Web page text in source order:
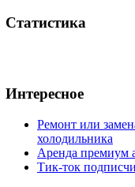
Статистика
Интересное
Ремонт или
холодильника
Аренда премиум
Тик-ток